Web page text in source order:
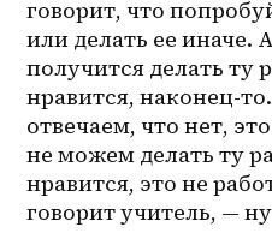
говорит, что
или делать ее иначе.
получится делать ту
нравится, наконец-
отвечаем, что нет,
не можем делать ту
нравится, это не
говорит учитель, —